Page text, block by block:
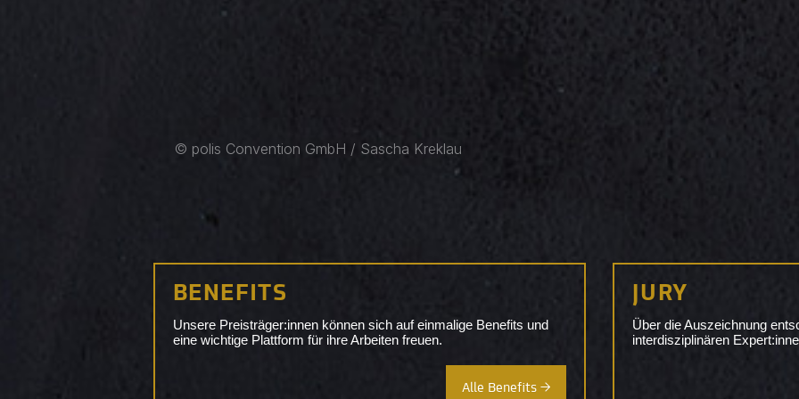
© polis Convention GmbH / Sascha Kreklau
BENEFITS
Unsere Preisträger:innen können sich auf einmalige Benefits und
eine wichtige Plattform für ihre Arbeiten freuen.
Alle Benefits →
JURY
Über die Auszeichnung
interdisziplinären